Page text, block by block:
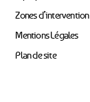
Zones d’intervention
Mentions Légales
Plan de site